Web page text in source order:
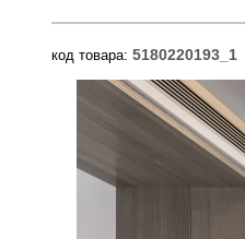
код товара: 5180220193_1